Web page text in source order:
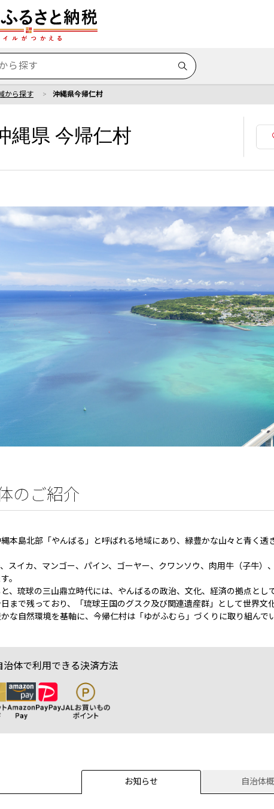
から探す 沖縄県今帰仁村
縄県 今帰仁村
のご紹介
本島北部「やんばる」と呼ばれる地域にあり、緑豊かな山々と青く透
スイカ、マンゴー、パイン、ゴーヤー、クワンソウ、肉用牛（子牛）
。
、琉球の三山鼎立時代には、やんばるの政治、文化、経済の拠点とし
まで残っており、「琉球王国のグスク及び関連遺産群」として世界文
な自然環境を基軸に、今帰仁村は「ゆがふむら」づくりに取り組んでい
治体で利用できる決済方法
お知らせ 自治体